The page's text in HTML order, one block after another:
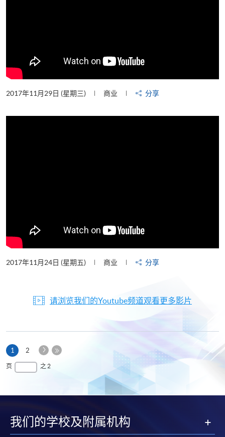
2017年11月29日 (星期三) 商业 分享
2017年11月24日 (星期五) 商业 分享
请浏览我们的Youtube频道观看更多影片
1 本
页
2
下
页
页 之 2
我们的学校及附属机构